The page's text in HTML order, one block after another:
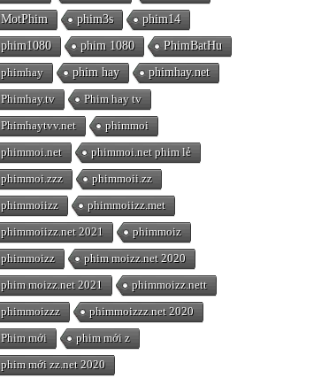
MotPhim
phim3s
phim14
phim1080
phim 1080
PhimBatHu
phimhay
phim hay
phimhay.net
Phimhay.tv
Phim hay tv
Phimhaytvv.net
phimmoi
phimmoi.net
phimmoi.net phim lẻ
phimmoi.zzz
phimmoii.zz
phimmoiizz
phimmoiizz.met
phimmoiizz.net 2021
phimmoiz
phimmoizz
phim moizz.net 2020
phim moizz.net 2021
phimmoizz.nett
phimmoizzz
phimmoizzz.net 2020
Phim mới
phim mới z
phim mới zz.net 2020